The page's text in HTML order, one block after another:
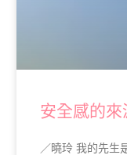
安全感的
／曉玲 我的先生